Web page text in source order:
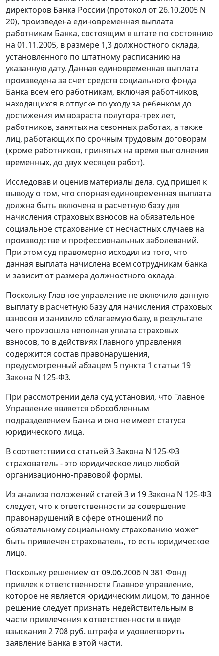
директоров Банка России (протокол от 26.10.2005 N
20), произведена единовременная выплата
работникам Банка, состоящим в штате по состоянию
на 01.11.2005, в размере 1,3 должностного оклада,
установленного по штатному расписанию на
указанную дату. Данная единовременная выплата
произведена за счет средств социального фонда
Банка всем его работникам, включая работников,
находящихся в отпуске по уходу за ребенком до
достижения им возраста полутора-трех лет,
работников, занятых на сезонных работах, а также
лиц, работающих по срочным трудовым договорам
(кроме работников, принятых на время выполнения
временных, до двух месяцев работ).
Исследовав и оценив материалы дела, суд пришел к
выводу о том, что спорная единовременная выплата
должна быть включена в расчетную базу для
начисления страховых взносов на обязательное
социальное страхование от несчастных случаев на
производстве и профессиональных заболеваний.
При этом суд правомерно исходил из того, что
данная выплата начислена всем сотрудникам банка
и зависит от размера должностного оклада.
Поскольку Главное управление не включило данную
выплату в расчетную базу для начисления страховых
взносов и занизило облагаемую базу, в результате
чего произошла неполная уплата страховых
взносов, то в действиях Главного управления
содержится состав правонарушения,
предусмотренный абзацем 5 пункта 1 статьи 19
Закона N 125-ФЗ.
При рассмотрении дела суд установил, что Главное
Управление является обособленным
подразделением Банка и оно не имеет статуса
юридического лица.
В соответствии со статьей 3Закона N 125-ФЗ
страхователь - это юридическое лицо любой
организационно-правовой формы.
Из анализа положений статей 3 и 19Закона N 125-ФЗ
следует, что к ответственности за совершение
правонарушений в сфере отношений по
обязательному социальному страхованию может
быть привлечен страхователь, то есть юридическое
лицо.
Поскольку решением от 09.06.2006 N 381 Фонд
привлек к ответственности Главное управление,
которое не является юридическим лицом, то данное
решение следует признать недействительным в
части привлечения к ответственности в виде
взыскания 2 708 руб. штрафа и удовлетворить
заявление Банка в этой части.